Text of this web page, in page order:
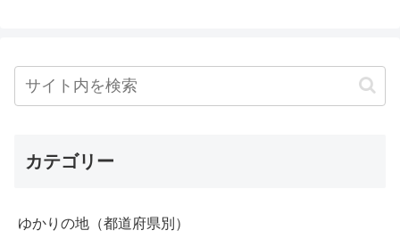
カテゴリー
ゆかりの地（都道府県別）